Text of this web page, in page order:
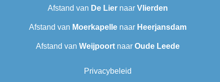
Afstand van De Liernaar Vlierden
Afstand van Moerkapellenaar Heerjansdam
Afstand van Weijpoortnaar Oude Leede
Privacybeleid